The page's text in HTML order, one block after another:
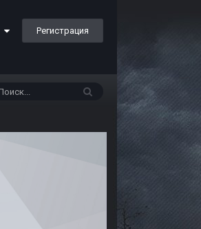
Регистрация